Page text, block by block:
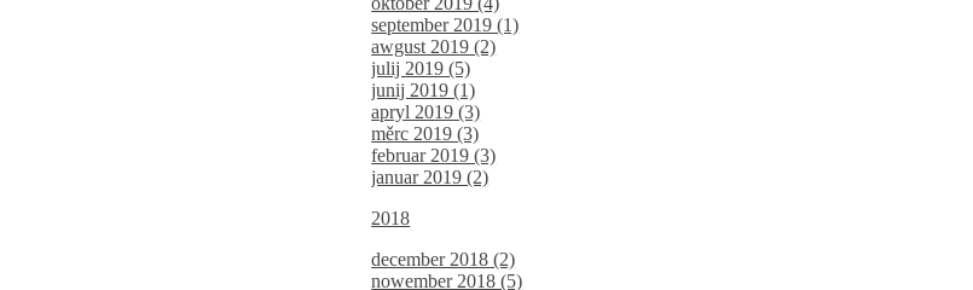
september 2019 (1)
awgust 2019 (2)
julij 2019 (5)
junij 2019 (1)
apryl 2019 (3)
měrc 2019 (3)
februar 2019 (3)
januar 2019 (2)
2018
december 2018 (2)
nowember 2018 (5)